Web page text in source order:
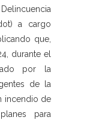
a cargo
que,
durante el
por la
de la
incendio de
para